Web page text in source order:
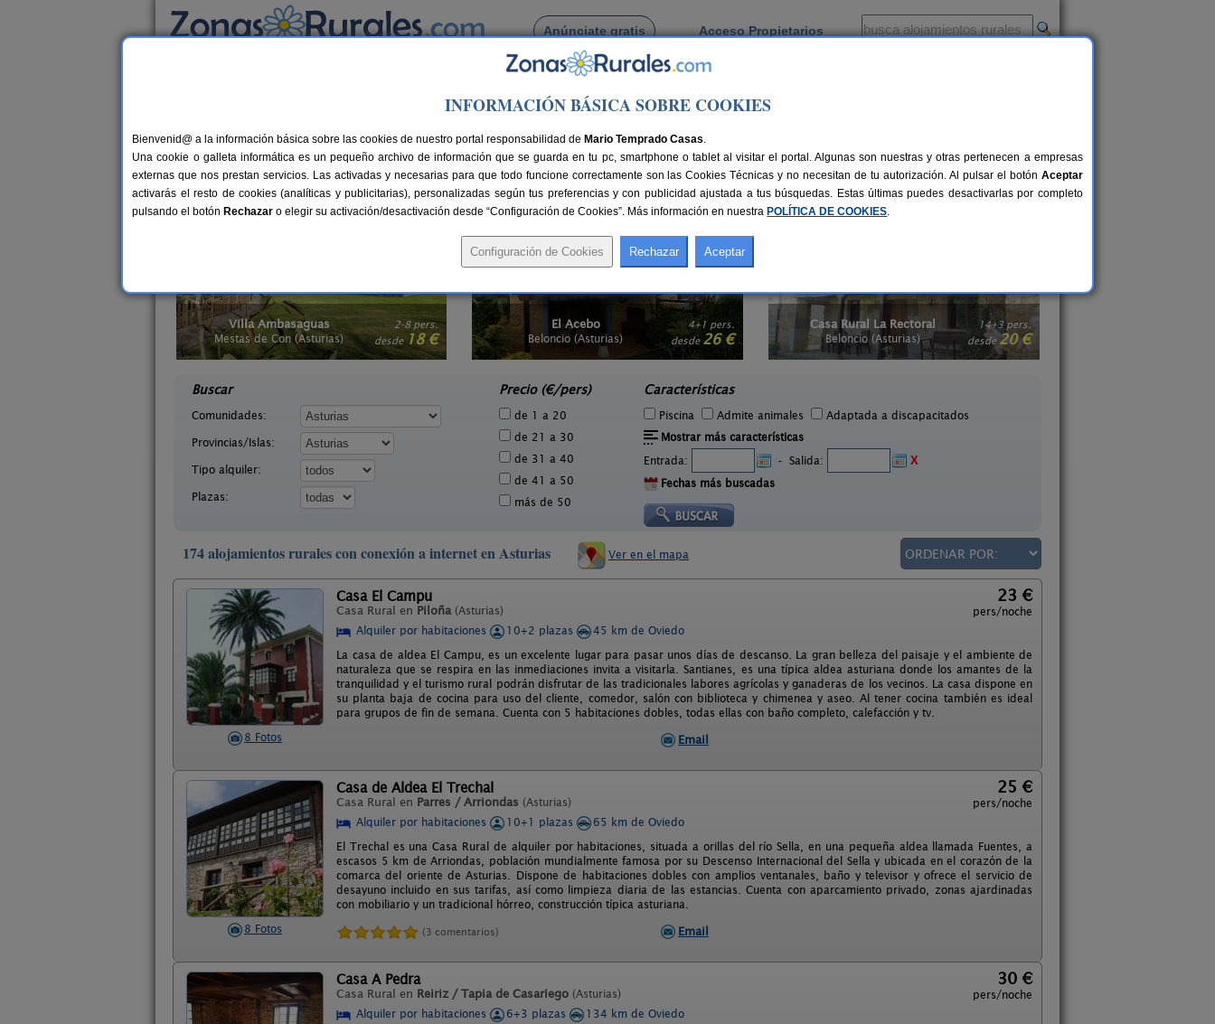
Anúnciate gratis Acceso Propietarios
Busca por pueblo
Casas rurales con wifi en Asturias
Si necesitas estar constantemente en red, elige unacasa rural con conexión a internet en Asturias. Porque el turismo rural no está, para nada, reñido con
las nuevas tecnologías. Aprovecha y encuentra las maravillas del entorno, sitios que visitar, restaurantes,... sácale el máximo provecho a tu viaje desde el
mismo alojamiento con wifi. Porque servicios y precio son compatibles, visita nuestra selección de
casas rurales baratas en Asturias
4+1 pers.
desde 26 €
El Acebo
Beloncio (Asturias)
14+3 pers.
desde 20 €
Casa Rural La Rectoral
Beloncio (Asturias)
12-22+3 pers.
desde 30 €
La Llosuca
San Pedro de Ambás (Asturias)
Buscar
Comunidades:
Provincias/Islas:
Tipo alquiler:
Plazas:
Precio (€/pers)
de 1 a 20
de 21 a 30
de 31 a 40
de 41 a 50
más de 50
Características
Piscina Admite animales
Adaptada a discapacitados
Mostrar más características
Entrada:
- Salida:
X
Fechas más buscadas
174 alojamientos rurales con conexión a internet en Asturias Ver en el mapa
8 Fotos
Casa El Campu
Casa Rural en Piloña (Asturias)
23 €
pers/noche
Alquiler por habitaciones
10+2 plazas
45 km de Oviedo
La casa de aldea El Campu, es un excelente lugar para pasar unos días de descanso. La gran belleza del paisaje y el ambiente de
naturaleza que se respira en las inmediaciones invita a visitarla. Santianes, es una típica aldea asturiana donde los amantes de la
tranquilidad y el turismo rural podrán disfrutar de las tradicionales labores agrícolas y ganaderas de los vecinos. La casa dispone en
su planta baja de cocina para uso del cliente, comedor, salón con biblioteca y chimenea y aseo. Al tener cocina también es ideal
para grupos de fin de semana. Cuenta con 5 habitaciones dobles, todas ellas con baño completo, calefacción y tv.
Email
8 Fotos
Casa de Aldea El Trechal
Casa Rural en Parres / Arriondas (Asturias)
25 €
pers/noche
Alquiler por habitaciones
10+1 plazas
65 km de Oviedo
El Trechal es una Casa Rural de alquiler por habitaciones, situada a orillas del río Sella, en una pequeña aldea llamada Fuentes, a
escasos 5 km de Arriondas, población mundialmente famosa por su Descenso Internacional del Sella y ubicada en el corazón de la
comarca del oriente de Asturias. Dispone de habitaciones dobles con amplios ventanales, baño y televisor y ofrece el servicio de
desayuno incluido en sus tarifas, así como limpieza diaria de las estancias. Cuenta con aparcamiento privado, zonas ajardinadas
con mobiliario y un tradicional hórreo, construcción típica asturiana.
(3 comentarios) Email
Casa A Pedra
Casa Rural en Reiriz / Tapia de Casariego (Asturias)
30 €
pers/noche
Alquiler por habitaciones
6+3 plazas
134 km de Oviedo
INFORMACIÓN BÁSICA SOBRE COOKIES
Bienvenid@ a la información básica sobre las cookies de nuestro portal responsabilidad de Mario Temprado Casas.
Una cookie o galleta informática es un pequeño archivo de información que se guarda en tu pc, smartphone o tablet al visitar el portal. Algunas son nuestras y otras pertenecen a empresas
externas que nos prestan servicios. Las activadas y necesarias para que todo funcione correctamente son las Cookies Técnicas y no necesitan de tu autorización. Al pulsar el botón Aceptar
activarás el resto de cookies (analíticas y publicitarias), personalizadas según tus preferencias y con publicidad ajustada a tus búsquedas. Estas últimas puedes desactivarlas por completo
pulsando el botón Rechazar o elegir su activación/desactivación desde “Configuración de Cookies”. Más información en nuestra POLÍTICA DE COOKIES.